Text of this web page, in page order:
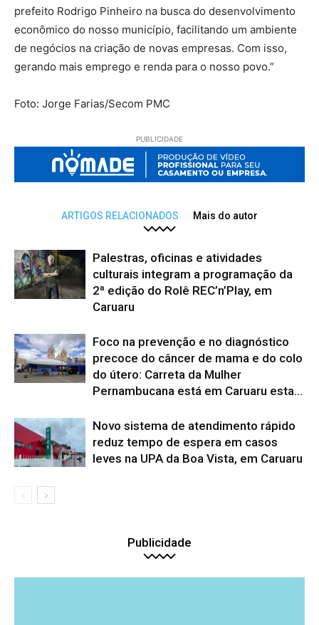
prefeito Rodrigo Pinheiro na busca do desenvolvimento
econômico do nosso município, facilitando um ambiente
de negócios na criação de novas empresas. Com isso,
gerando mais emprego e renda para o nosso povo.”
Foto: Jorge Farias/Secom PMC
PUBLICIDADE
ARTIGOS RELACIONADOS Mais do autor
Palestras, oficinas e atividades
culturais integram a programação da
2ª edição do Rolê REC’n’Play, em
Caruaru
Foco na prevenção e no diagnóstico
precoce do câncer de mama e do colo
do útero: Carreta da Mulher
Pernambucana está em Caruaru esta...
Novo sistema de atendimento rápido
reduz tempo de espera em casos
leves na UPA da Boa Vista, em Caruaru
Publicidade